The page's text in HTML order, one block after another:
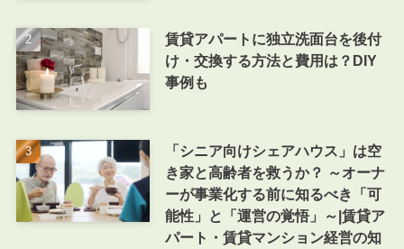
賃貸アパートに独立洗面台を後付
け・交換する方法と費用は？DIY
事例も
「シニア向けシェアハウス」は空
き家と高齢者を救うか？ ～オーナ
ーが事業化する前に知るべき「可
能性」と「運営の覚悟」～|賃貸ア
パート・賃貸マンション経営の知